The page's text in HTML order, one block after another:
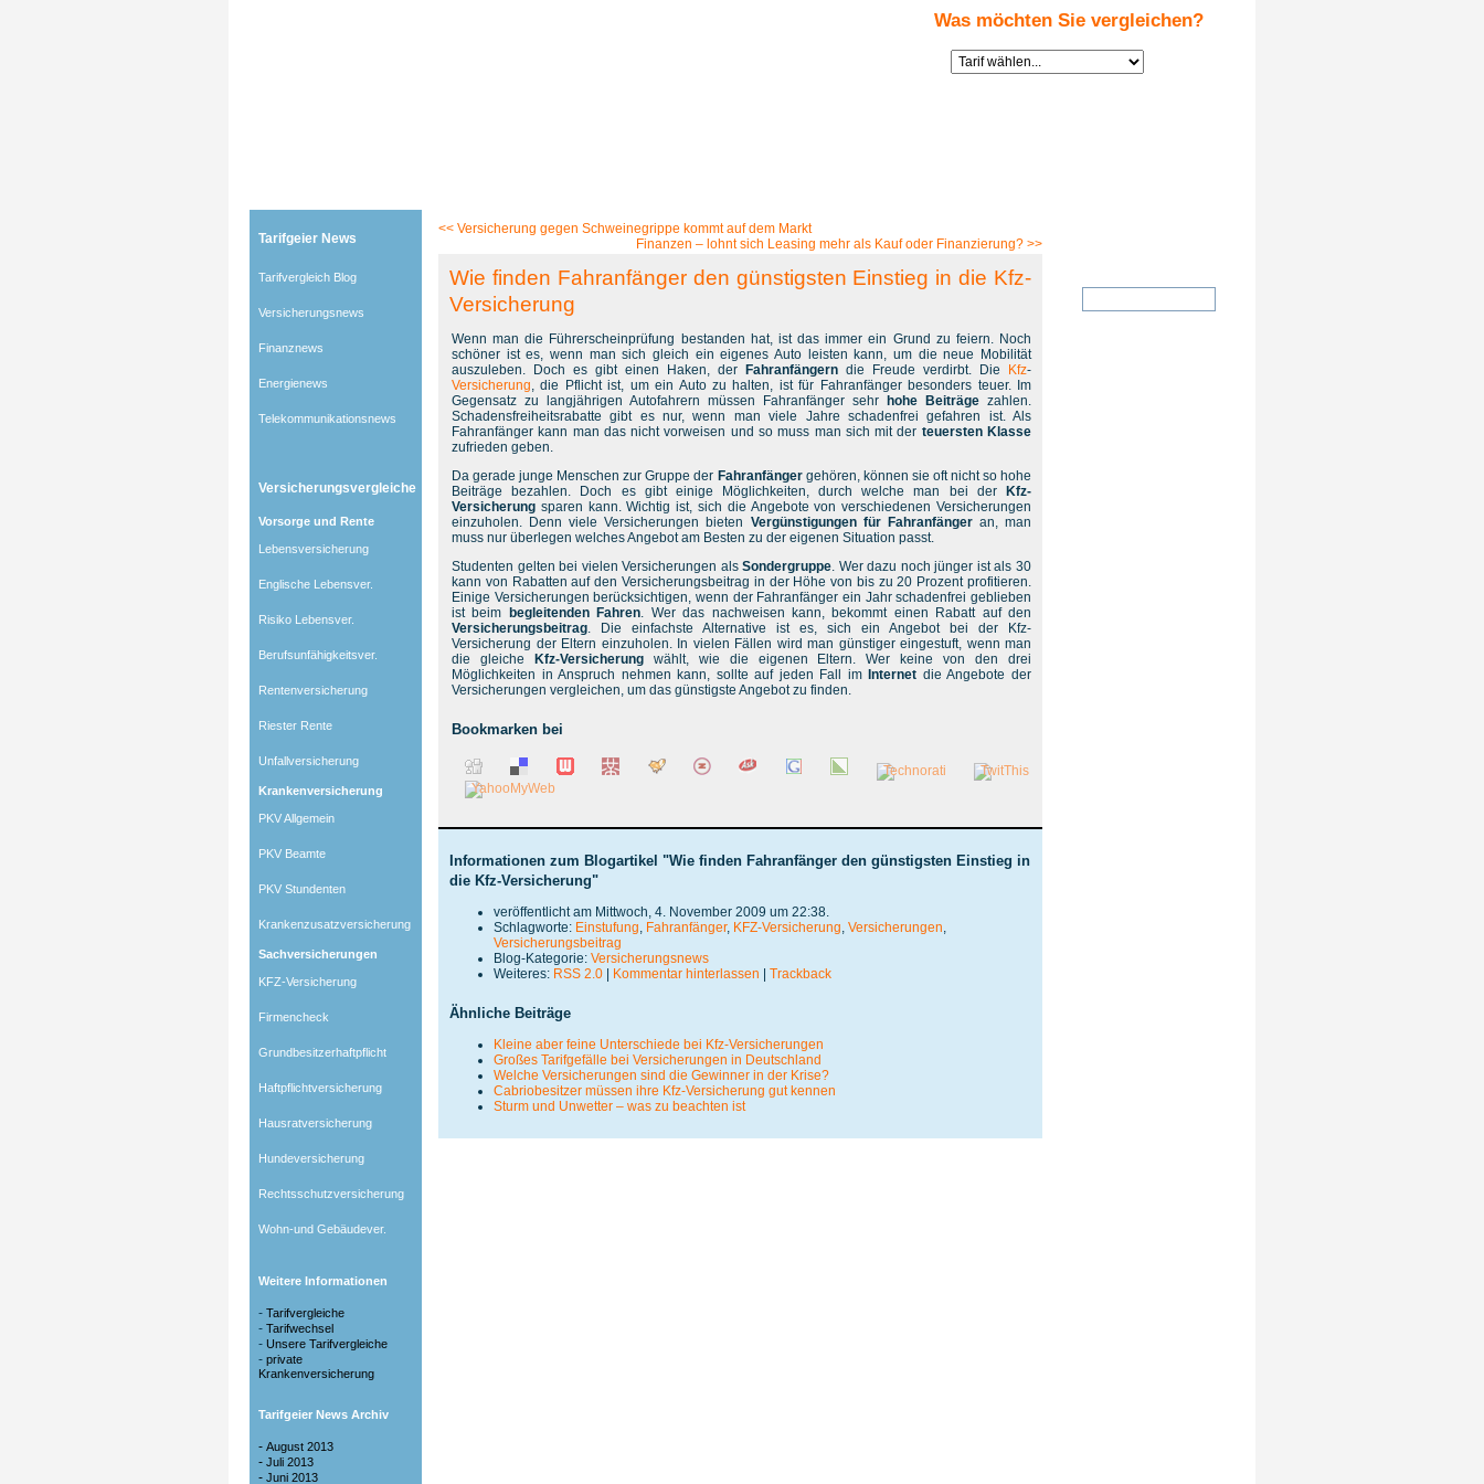
Was möchten Sie vergleichen?
Tarifgeier News
Tarifvergleich Blog
Versicherungsnews
Finanznews
Energienews
Telekommunikationsnews
Versicherungsvergleiche
Vorsorge und Rente
Lebensversicherung
Englische Lebensver.
Risiko Lebensver.
Berufsunfähigkeitsver.
Rentenversicherung
Riester Rente
Unfallversicherung
Krankenversicherung
PKV Allgemein
PKV Beamte
PKV Stundenten
Krankenzusatzversicherung
Sachversicherungen
KFZ-Versicherung
Firmencheck
Grundbesitzerhaftpflicht
Haftpflichtversicherung
Hausratversicherung
Hundeversicherung
Rechtsschutzversicherung
Wohn-und Gebäudever.
Weitere Informationen
- Tarifvergleiche
- Tarifwechsel
- Unsere Tarifvergleiche
- private
Krankenversicherung
Tarifgeier News Archiv
- August 2013
- Juli 2013
- Juni 2013
<< Versicherung gegen Schweinegrippe kommt auf dem Markt
Finanzen – lohnt sich Leasing mehr als Kauf oder Finanzierung? >>
Wie finden Fahranfänger den günstigsten Einstieg in die Kfz-
Versicherung
Wenn man die Führerscheinprüfung bestanden hat, ist das immer ein Grund zu feiern. Noch
schöner ist es, wenn man sich gleich ein eigenes Auto leisten kann, um die neue Mobilität
auszuleben. Doch es gibt einen Haken, der Fahranfängern die Freude verdirbt. Die Kfz-
Versicherung, die Pflicht ist, um ein Auto zu halten, ist für Fahranfänger besonders teuer. Im
Gegensatz zu langjährigen Autofahrern müssen Fahranfänger sehr hohe Beiträge zahlen.
Schadensfreiheitsrabatte gibt es nur, wenn man viele Jahre schadenfrei gefahren ist. Als
Fahranfänger kann man das nicht vorweisen und so muss man sich mit der teuersten Klasse
zufrieden geben.
Da gerade junge Menschen zur Gruppe der Fahranfängergehören, können sie oft nicht so hohe
Beiträge bezahlen. Doch es gibt einige Möglichkeiten, durch welche man bei derKfz-
Versicherung sparen kann. Wichtig ist, sich die Angebote von verschiedenen Versicherungen
einzuholen. Denn viele Versicherungen bieten Vergünstigungen für Fahranfängeran, man
muss nur überlegen welches Angebot am Besten zu der eigenen Situation passt.
Studenten gelten bei vielen Versicherungen alsSondergruppe. Wer dazu noch jünger ist als 30
kann von Rabatten auf den Versicherungsbeitrag in der Höhe von bis zu 20 Prozent profitieren.
Einige Versicherungen berücksichtigen, wenn der Fahranfänger ein Jahr schadenfrei geblieben
ist beim
begleitenden Fahren. Wer das nachweisen kann, bekommt einen Rabatt auf den
Versicherungsbeitrag. Die einfachste Alternative ist es, sich ein Angebot bei der Kfz-
Versicherung der Eltern einzuholen. In vielen Fällen wird man günstiger eingestuft, wenn man
die gleiche
Kfz-Versicherungwählt, wie die eigenen Eltern. Wer keine von den drei
Möglichkeiten in Anspruch nehmen kann, sollte auf jeden Fall im Internet die Angebote der
Versicherungen vergleichen, um das günstigste Angebot zu finden.
Bookmarken bei
Informationen zum Blogartikel "Wie finden Fahranfänger den günstigsten Einstieg in
die Kfz-Versicherung"
veröffentlicht am Mittwoch, 4. November 2009 um 22:38.
Schlagworte: Einstufung, Fahranfänger, KFZ-Versicherung, Versicherungen,
Versicherungsbeitrag
Blog-Kategorie: Versicherungsnews
Weiteres: RSS 2.0 Kommentar hinterlassen Trackback
Ähnliche Beiträge
Kleine aber feine Unterschiede bei Kfz-Versicherungen
Großes Tarifgefälle bei Versicherungen in Deutschland
Welche Versicherungen sind die Gewinner in der Krise?
Cabriobesitzer müssen ihre Kfz-Versicherung gut kennen
Sturm und Unwetter – was zu beachten ist